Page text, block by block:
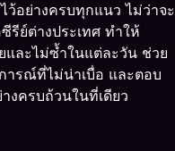
ว้อย่างครบทุกแนว ไม่ว่าจะ
ย์ต่างประเทศ ทำให้
และไม่ซ้ำในแต่ละวัน ช่วย
ารณ์ที่ไม่น่าเบื่อ และตอบ
งครบถ้วนในที่เดียว